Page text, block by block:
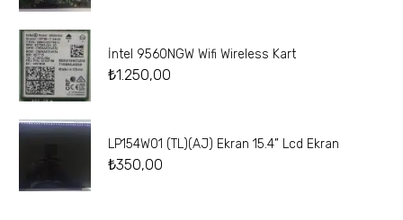
İntel 9560NGW Wifi Wireless Kart
₺1.250,00
LP154W01 (TL)(AJ) Ekran 15.4” Lcd Ekran
₺350,00